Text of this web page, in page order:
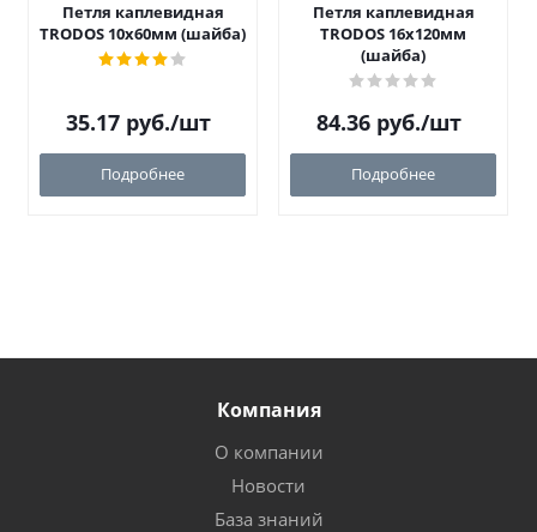
Петля каплевидная
TRODOS 10х60мм (шайба)
35.17 руб./шт
Подробнее
Петля каплевидная
TRODOS 16х120мм
(шайба)
84.36 руб./шт
Подробнее
Компания
О компании
Новости
База знаний